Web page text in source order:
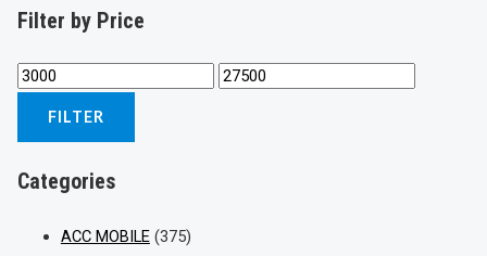
Filter by Price
FILTER
Categories
ACC MOBILE (375)